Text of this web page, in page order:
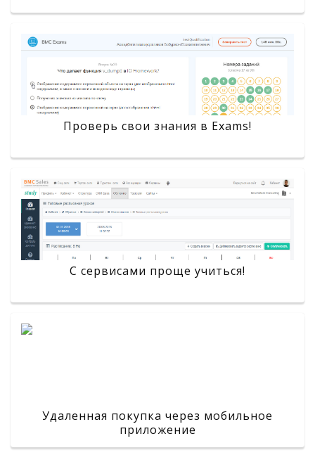
Проверь свои знания в Exams!
С сервисами проще учиться!
Удаленная покупка через мобильное
приложение